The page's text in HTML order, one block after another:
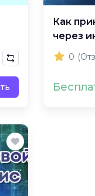
Как
через
0